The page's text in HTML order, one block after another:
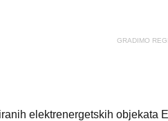
GRADIMO
elektrenergetskih objekata